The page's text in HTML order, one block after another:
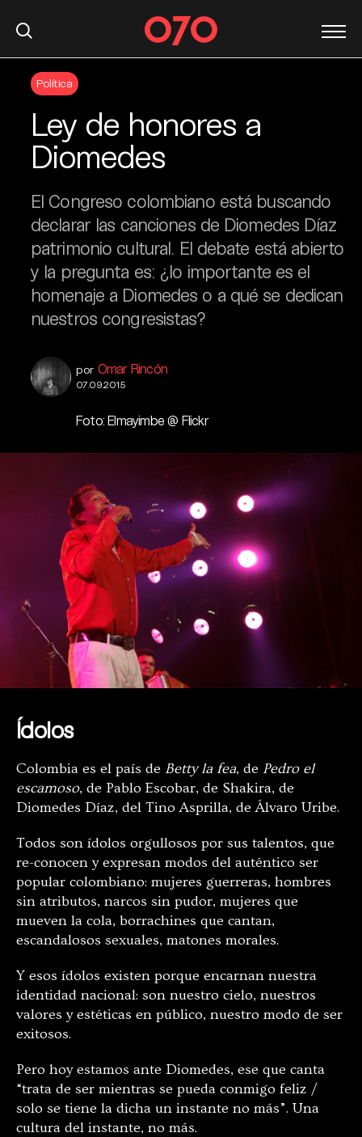
Política
Ley de honores a
Diomedes
El Congreso colombiano está buscando
declarar las canciones de Diomedes Díaz
patrimonio cultural. El debate está abierto
y la pregunta es: ¿lo importante es el
homenaje a Diomedes o a qué se dedican
nuestros congresistas?
por Omar Rincón
07.09.2015
Foto: Elmayimbe @ Flickr
Ídolos
Colombia es el país de Betty la fea, de Pedro el
escamoso, de Pablo Escobar, de Shakira, de
Diomedes Díaz, del Tino Asprilla, de Álvaro Uribe.
Todos son ídolos orgullosos por sus talentos, que
re-conocen y expresan modos del auténtico ser
popular colombiano: mujeres guerreras, hombres
sin atributos, narcos sin pudor, mujeres que
mueven la cola, borrachines que cantan,
escandalosos sexuales, matones morales.
Y esos ídolos existen porque encarnan nuestra
identidad nacional: son nuestro cielo, nuestros
valores y estéticas en público, nuestro modo de ser
exitosos.
Pero hoy estamos ante Diomedes, ese que canta
“trata de ser mientras se pueda conmigo feliz /
solo se tiene la dicha un instante no más”. Una
cultura del instante, no más.